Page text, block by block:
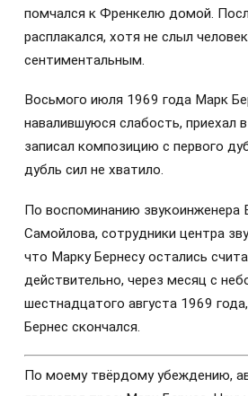
помчался к Френкелю домой.
расплакался, хотя не слыл
сентиментальным.
Восьмого июля 1969 года Марк
навалившуюся слабость, приехал
записал композицию с первого
дубль сил не хватило.
По воспоминанию звукоинженера
Самойлова, сотрудники центра
что Марку Бернесу остались
действительно, через месяц с
шестнадцатого августа 1969
Бернес скончался.
По моему твёрдому убеждению,